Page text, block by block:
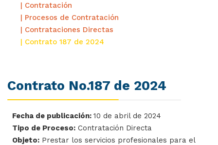
| Contratación
| Procesos de Contratación
| Contrataciones Directas
| Contrato 187 de 2024
Contrato No.187 de 2024
Fecha de publicación: 10 de abril de 2024
Tipo de Proceso: Contratación Directa
Objeto: Prestar los servicios profesionales para el